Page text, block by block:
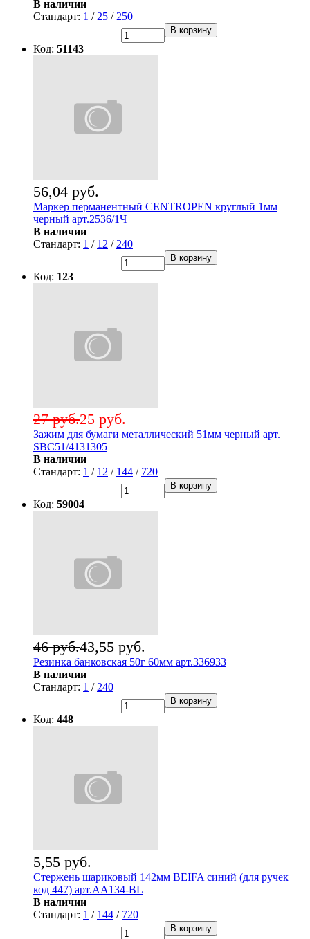
В наличии
Стандарт: 1 / 25 / 250
В корзину
Код: 51143
56,04 руб.
Маркер перманентный CENTROPEN круглый 1мм
черный арт.2536/1Ч
В наличии
Стандарт: 1 / 12 / 240
В корзину
Код: 123
25 руб.
27 руб.
Зажим для бумаги металлический 51мм черный арт.
SBC51/4131305
В наличии
Стандарт: 1 / 12 / 144 / 720
В корзину
Код: 59004
43,55 руб.
46 руб.
Резинка банковская 50г 60мм арт.336933
В наличии
Стандарт: 1 / 240
В корзину
Код: 448
5,55 руб.
Стержень шариковый 142мм BEIFA синий (для ручек
код 447) арт.АА134-BL
В наличии
Стандарт: 1 / 144 / 720
В корзину